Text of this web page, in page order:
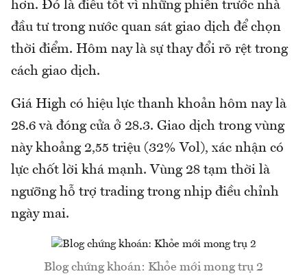
hơn. Đó là điều tốt vì những phiên trước nhà
đầu tư trong nước quan sát giao dịch để chọn
thời điểm. Hôm nay là sự thay đổi rõ rệt trong
cách giao dịch.
Giá High có hiệu lực thanh khoản hôm nay là
28.6 và đóng cửa ở 28.3. Giao dịch trong vùng
này khoảng 2,55 triệu (32% Vol), xác nhận có
lực chốt lời khá mạnh. Vùng 28 tạm thời là
ngưỡng hỗ trợ trading trong nhịp điều chỉnh
ngày mai.
Blog chứng khoán: Khỏe mới mong trụ 2